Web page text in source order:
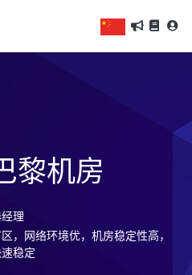
黎机房
理
，网络环境优，机房稳定性高，
稳定